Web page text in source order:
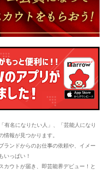
有名になりたい人」、「芸能人になり
情報が見つかります。
ランドからのお仕事の依頼や、イメー
いっぱい！
カウトが届き、即芸能界デビュー！と